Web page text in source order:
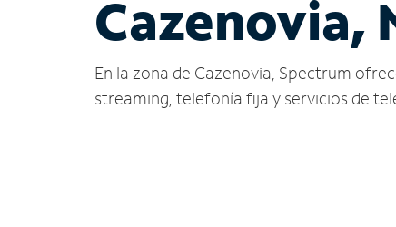
Cazenovia,
En la zona de Cazenovia, Spectrum
streaming, telefonía fija y servicios de